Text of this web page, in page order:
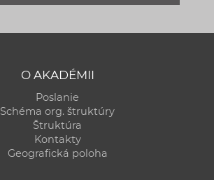
O AKADÉMII
Poslanie
Schéma org. štruktúry
Štruktúra
Kontakty
Geografická poloha